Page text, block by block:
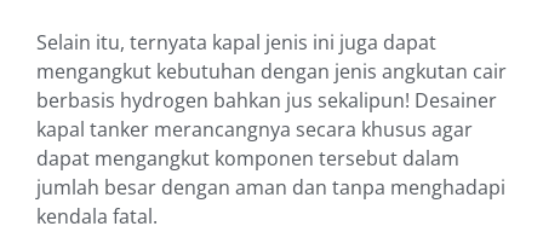
Selain itu, ternyata kapal jenis ini juga dapat
mengangkut kebutuhan dengan jenis angkutan cair
berbasis hydrogen bahkan jus sekalipun! Desainer
kapal tanker merancangnya secara khusus agar
dapat mengangkut komponen tersebut dalam
jumlah besar dengan aman dan tanpa menghadapi
kendala fatal.